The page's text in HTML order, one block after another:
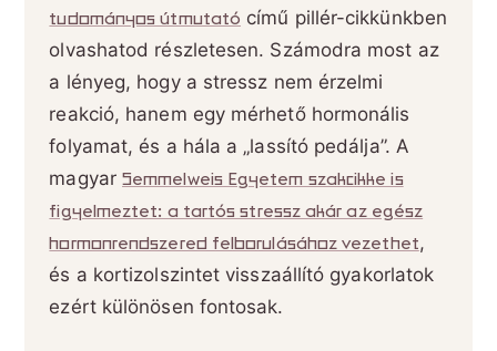
tudományos útmutató című pillér-cikkünkben
olvashatod részletesen. Számodra most az
a lényeg, hogy a stressz nem érzelmi
reakció, hanem egy mérhető hormonális
folyamat, és a hála a „lassító pedálja”. A
magyarSemmelweis Egyetem szakcikke is
figyelmeztet: a tartós stressz akár az egész
hormonrendszered felborulásához vezethet,
és a kortizolszintet visszaállító gyakorlatok
ezért különösen fontosak.